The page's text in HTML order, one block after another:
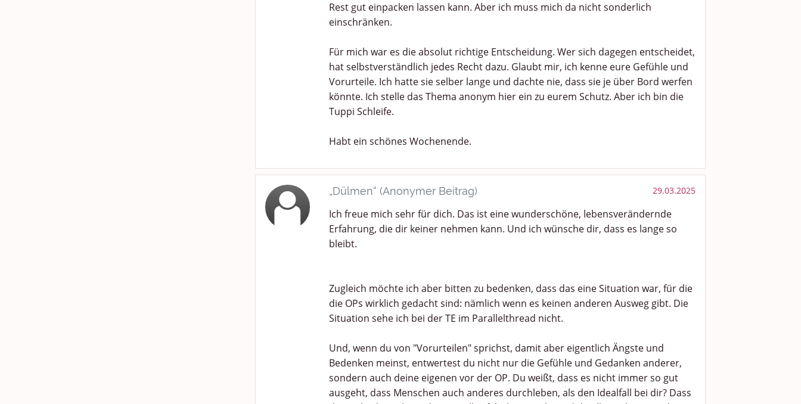
Rest gut einpacken lassen kann. Aber ich muss mich da nicht sonderlich
einschränken.
Für mich war es die absolut richtige Entscheidung. Wer sich dagegen entscheidet,
hat selbstverständlich jedes Recht dazu. Glaubt mir, ich kenne eure Gefühle und
Vorurteile. Ich hatte sie selber lange und dachte nie, dass sie je über Bord werfen
könnte. Ich stelle das Thema anonym hier ein zu eurem Schutz. Aber ich bin die
Tuppi Schleife.
Habt ein schönes Wochenende.
„Dülmen“ (Anonymer Beitrag) 29.03.2025
Ich freue mich sehr für dich. Das ist eine wunderschöne, lebensverändernde
Erfahrung, die dir keiner nehmen kann. Und ich wünsche dir, dass es lange so
bleibt.
Zugleich möchte ich aber bitten zu bedenken, dass das eine Situation war, für die
die OPs wirklich gedacht sind: nämlich wenn es keinen anderen Ausweg gibt. Die
Situation sehe ich bei der TE im Parallelthread nicht.
Und, wenn du von "Vorurteilen" sprichst, damit aber eigentlich Ängste und
Bedenken meinst, entwertest du nicht nur die Gefühle und Gedanken anderer,
sondern auch deine eigenen vor der OP. Du weißt, dass es nicht immer so gut
ausgeht, dass Menschen auch anderes durchleben, als den Idealfall bei dir? Dass